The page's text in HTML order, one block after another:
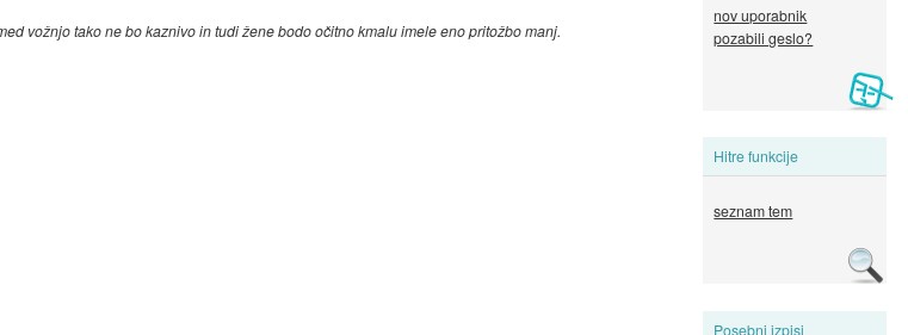
nov uporabnik
pozabili geslo?
Hitre funkcije
seznam tem
Posebni izpisi
vožnjo tako ne bo kaznivo in tudi žene bodo očitno kmalu imele eno pritožbo manj.